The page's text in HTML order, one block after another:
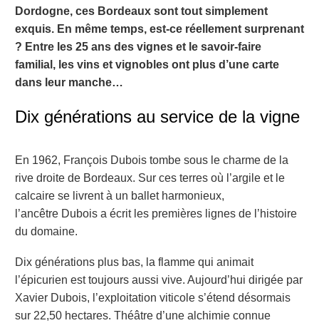
Dordogne, ces Bordeaux sont tout simplement
exquis. En même temps, est-ce réellement surprenant
? Entre les 25 ans des vignes et le savoir-faire
familial, les vins et vignobles ont plus d’une carte
dans leur manche…
Dix générations au service de la vigne
En 1962, François Dubois tombe sous le charme de la
rive droite de Bordeaux. Sur ces terres où l’argile et le
calcaire se livrent à un ballet harmonieux,
l’ancêtre Dubois a écrit les premières lignes de l’histoire
du domaine.
Dix générations plus bas, la flamme qui animait
l’épicurien est toujours aussi vive. Aujourd’hui dirigée par
Xavier Dubois, l’exploitation viticole s’étend désormais
sur 22,50 hectares. Théâtre d’une alchimie connue